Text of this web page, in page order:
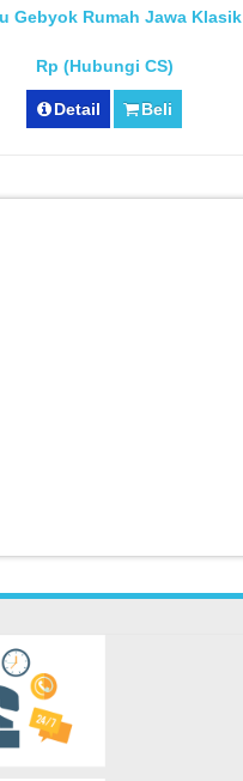
Gebyok Rumah Jawa Klasik
Rp (Hubungi CS)
Detail Beli